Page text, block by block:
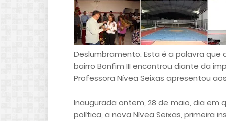
Deslumbramento. Esta é a palavra
bairro Bonfim III encontrou diante da
Professora Nívea Seixas apresentou
Inaugurada ontem, 28 de maio, dia em
política, a nova Nívea Seixas, primeira